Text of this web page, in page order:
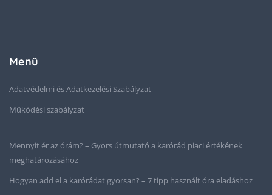
Menü
Adatvédelmi és Adatkezelési Szabályzat
Működési szabályzat
Mennyit ér az órám? – Gyors útmutató a karórád piaci értékének
meghatározásához
Hogyan add el a karórádat gyorsan? – 7 tipp használt óra eladáshoz